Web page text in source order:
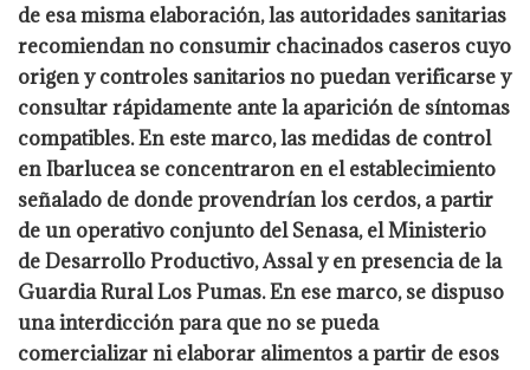
de esa misma elaboración, las autoridades sanitarias
recomiendan no consumir chacinados caseros cuyo
origen y controles sanitarios no puedan verificarse y
consultar rápidamente ante la aparición de síntomas
compatibles. En este marco, las medidas de control
en Ibarlucea se concentraron en el establecimiento
señalado de donde provendrían los cerdos, a partir
de un operativo conjunto del Senasa, el Ministerio
de Desarrollo Productivo, Assal y en presencia de la
Guardia Rural Los Pumas. En ese marco, se dispuso
una interdicción para que no se pueda
comercializar ni elaborar alimentos a partir de esos